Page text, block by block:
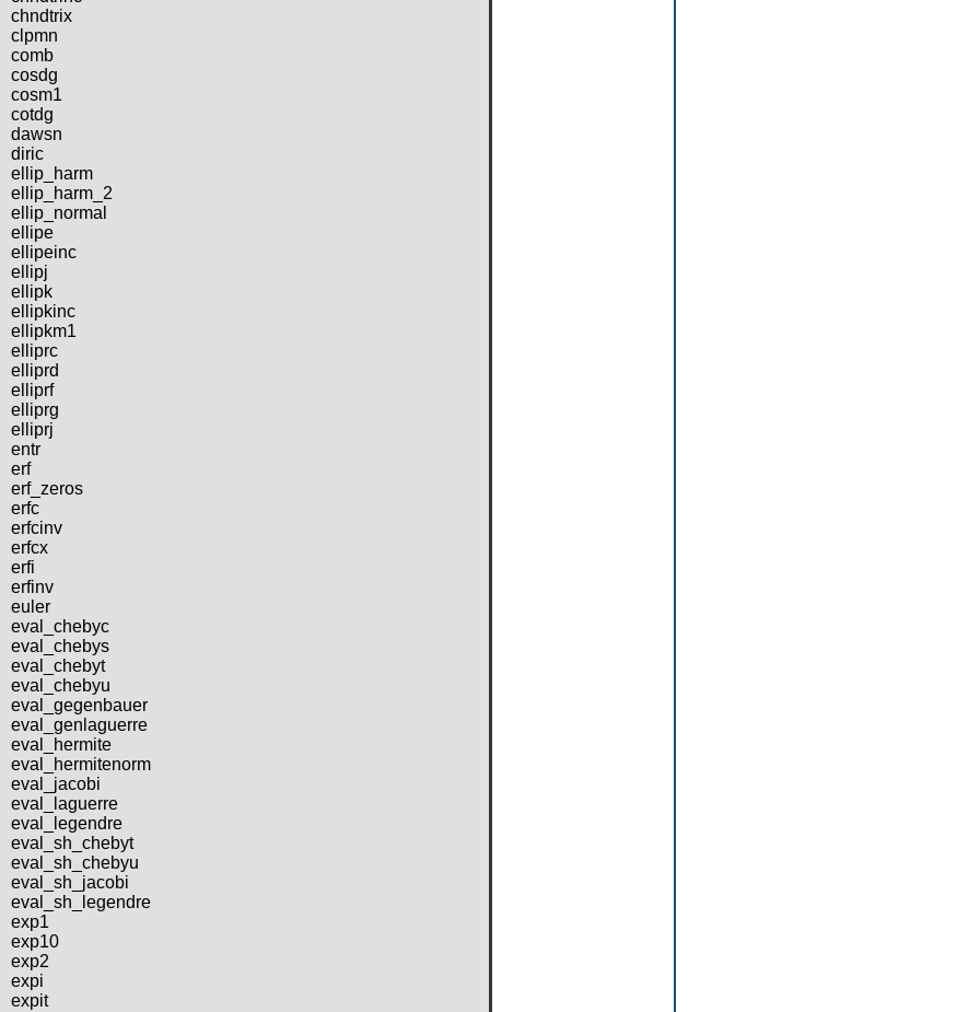
chndtrix
clpmn
comb
cosdg
cosm1
cotdg
dawsn
diric
ellip_harm
ellip_harm_2
ellip_normal
ellipe
ellipeinc
ellipj
ellipk
ellipkinc
ellipkm1
elliprc
elliprd
elliprf
elliprg
elliprj
entr
erf
erf_zeros
erfc
erfcinv
erfcx
erfi
erfinv
euler
eval_chebyc
eval_chebys
eval_chebyt
eval_chebyu
eval_gegenbauer
eval_genlaguerre
eval_hermite
eval_hermitenorm
eval_jacobi
eval_laguerre
eval_legendre
eval_sh_chebyt
eval_sh_chebyu
eval_sh_jacobi
eval_sh_legendre
exp1
exp10
exp2
expi
expit